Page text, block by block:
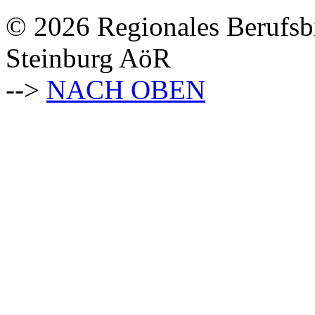
© 2026 Regionales
Steinburg AöR
--> NACH OBEN